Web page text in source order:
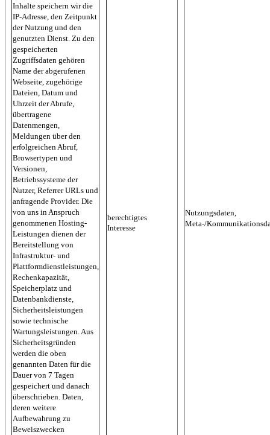
Inhalte speichern wir die
IP-Adresse, den Zeitpunkt
der Nutzung und den
genutzten Dienst. Zu den
gespeicherten
Zugriffsdaten gehören
Name der abgerufenen
Webseite, zugehörige
Dateien, Datum und
Uhrzeit der Abrufe,
übertragene
Datenmengen,
Meldungen über den
erfolgreichen Abruf,
Browsertypen und
Versionen,
Betriebssysteme der
Nutzer, Referrer URLs und
anfragende Provider. Die
von uns in Anspruch
genommenen Hosting-
Leistungen dienen der
Bereitstellung von
Infrastruktur- und
Plattformdienstleistungen,
Rechenkapazität,
Speicherplatz und
Datenbankdienste,
Sicherheitsleistungen
sowie technische
Wartungsleistungen. Aus
Sicherheitsgründen
werden die oben
genannten Daten für die
Dauer von 7 Tagen
gespeichert und danach
überschrieben. Daten,
deren weitere
Aufbewahrung zu
Beweiszwecken
berechtigtes
Interesse
Nutzungsdaten,
Meta-/